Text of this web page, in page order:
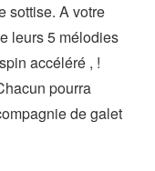
sottise. A votre
leurs 5 mélodies
accéléré , !
pourra
de galet